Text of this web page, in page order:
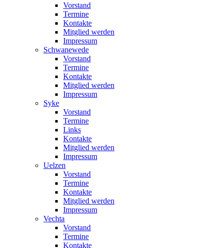
Vorstand
Termine
Kontakte
Mitglied werden
Impressum
Schwanewede
Vorstand
Termine
Kontakte
Mitglied werden
Impressum
Syke
Vorstand
Termine
Links
Kontakte
Mitglied werden
Impressum
Uelzen
Vorstand
Termine
Kontakte
Mitglied werden
Impressum
Vechta
Vorstand
Termine
Kontakte